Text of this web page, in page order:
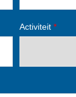
Activiteit *